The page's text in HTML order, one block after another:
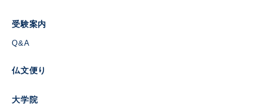
受験案内
Q&A
仏文便り
大学院